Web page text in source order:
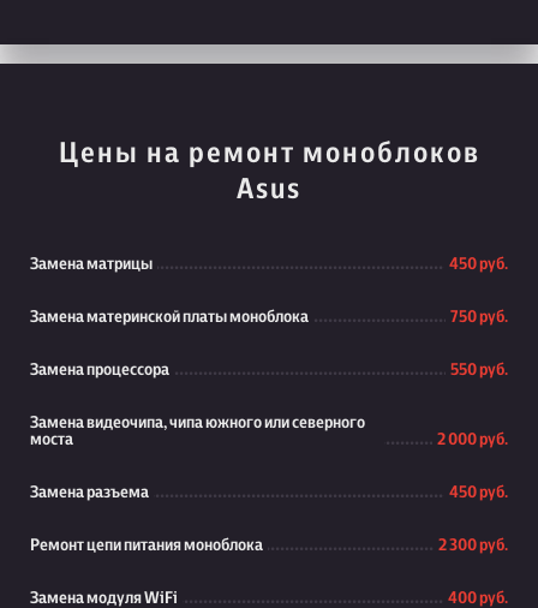
Цены на ремонт моноблоков
Asus
Замена матрицы 450 руб.
Замена материнской платы моноблока 750 руб.
Замена процессора 550 руб.
Замена видеочипа, чипа южного или северного
моста
2 000 руб.
Замена разъема 450 руб.
Ремонт цепи питания моноблока 2 300 руб.
Замена модуля WiFi 400 руб.